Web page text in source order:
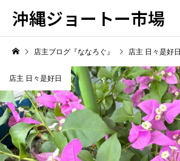
沖縄ジョートー市場
店主ブログ『ななろぐ』 店主 日々是好日
店主 日々是好日